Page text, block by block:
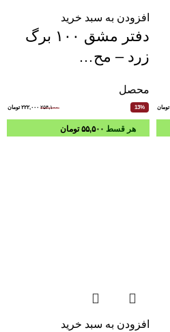
تومان
افزودن به سبد خرید
دفتر مشق ۱۰۰ برگ
زرد – مح…
محصل
13% ۲۵۴,۱۰۰ ۲۲۲,۰۰۰ تومان
هر قسط ۵۵,۵۰۰ تومان
افزودن به سبد خرید